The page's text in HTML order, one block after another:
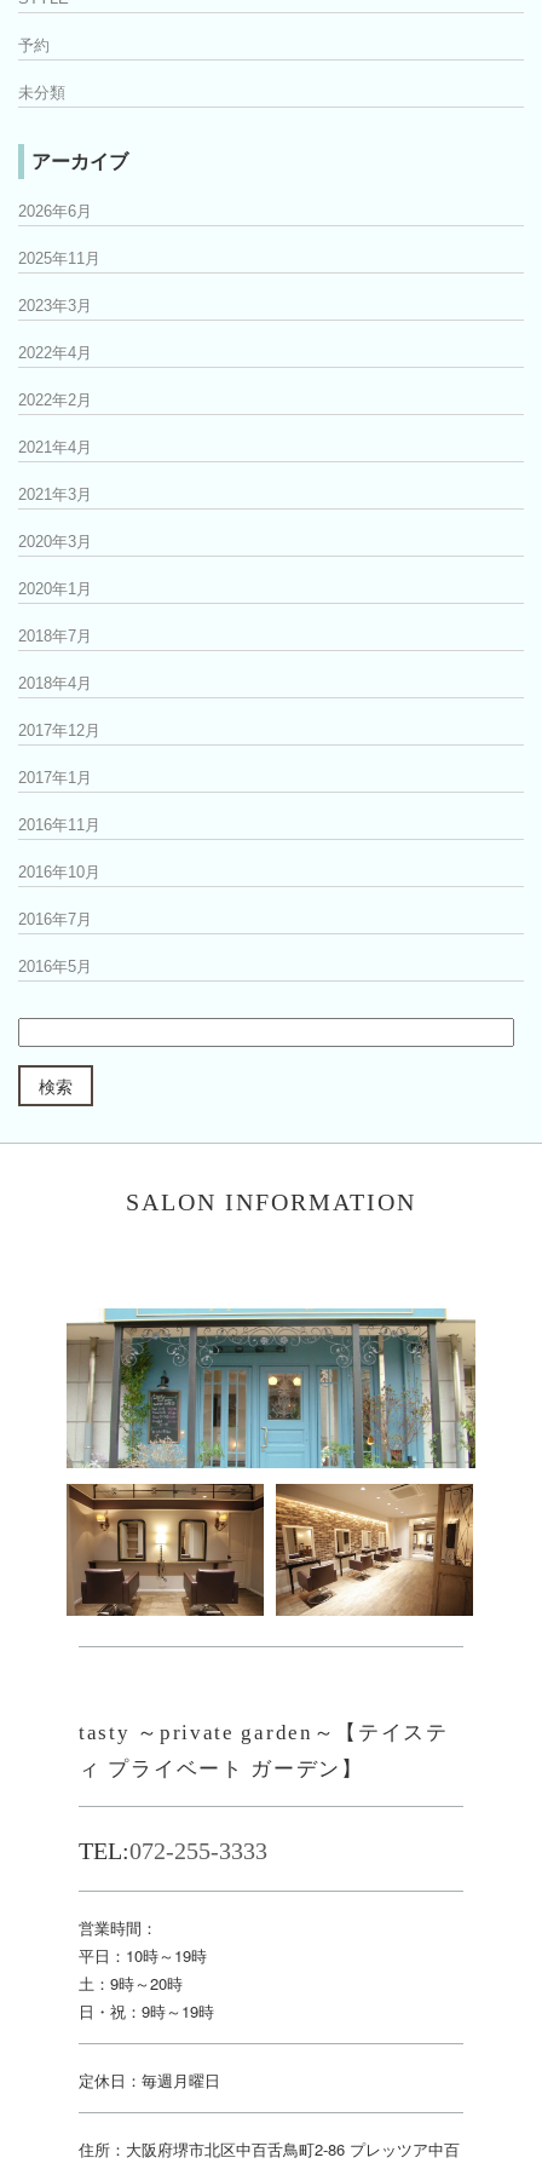
予約
未分類
アーカイブ
2026年6月
2025年11月
2023年3月
2022年4月
2022年2月
2021年4月
2021年3月
2020年3月
2020年1月
2018年7月
2018年4月
2017年12月
2017年1月
2016年11月
2016年10月
2016年7月
2016年5月
SALON INFORMATION
tasty ～private garden～【テイステ
ィ プライベート ガーデン】
TEL:072-255-3333
営業時間：
平日：10時～19時
土：9時～20時
日・祝：9時～19時
定休日：毎週月曜日
住所：大阪府堺市北区中百舌鳥町2-86 プレッツア中百